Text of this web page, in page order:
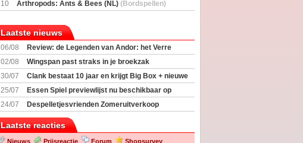
10
Arthropods: Ants & Bees (NL) (Bordspellen)
Laatste nieuws
06/08
Review: de Legenden van Andor: het Verre
Land
02/08
Wingspan past straks in je broekzak
30/07
Clank bestaat 10 jaar en krijgt Big Box + nieuwe
uitbreiding
25/07
Essen Spiel previewlijst nu beschikbaar op
Boardgamegeek
24/07
Despelletjesvrienden Zomeruitverkoop
Laatste reacties
Nieuws Prijsreactie Forum Shopsurvey